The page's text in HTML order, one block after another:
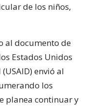
de los niños,
al documento de
Estados Unidos
envió al
los
planea continuar y